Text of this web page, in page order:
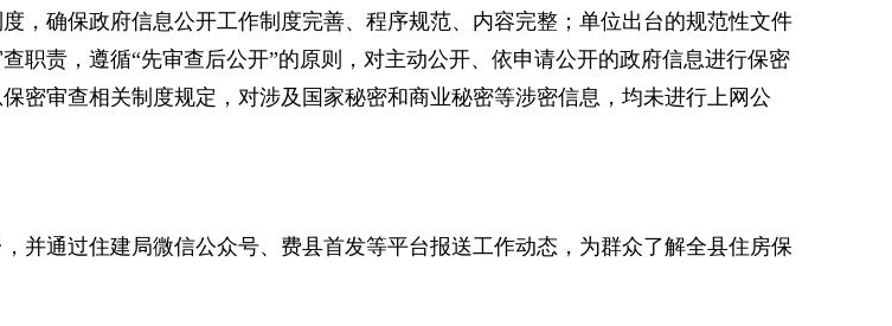
，确保政府信息公开工作制度完善、程序规范、内容完整；单位出台的规范性文件
职责，遵循“先审查后公开”的原则，对主动公开、依申请公开的政府信息进行保密
密审查相关制度规定，对涉及国家秘密和商业秘密等涉密信息，均未进行上网公
并通过住建局微信公众号、费县首发等平台报送工作动态，为群众了解全县住房保